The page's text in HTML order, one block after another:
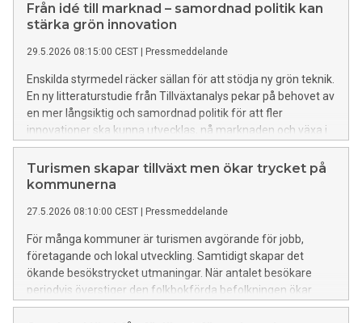
Från idé till marknad – samordnad politik kan
stärka grön innovation
29.5.2026 08:15:00 CEST Pressmeddelande
Enskilda styrmedel räcker sällan för att stödja ny grön teknik.
En ny litteraturstudie från Tillväxtanalys pekar på behovet av
en mer långsiktig och samordnad politik för att fler
innovationer ska kunna utvecklas, nå marknaden och växa i
större skala.
Turismen skapar tillväxt men ökar trycket på
kommunerna
27.5.2026 08:10:00 CEST Pressmeddelande
För många kommuner är turismen avgörande för jobb,
företagande och lokal utveckling. Samtidigt skapar det
ökande besökstrycket utmaningar. När antalet besökare
periodvis överstiger den folkbokförda befolkningen ökar
pressen på kommunal service och infrastruktur – utan att